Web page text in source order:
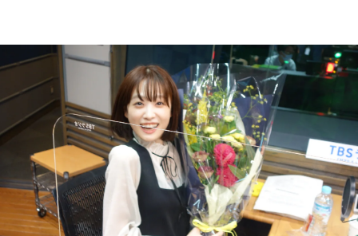
お知らせ
イベント・グッズ
YouTube
会社情報